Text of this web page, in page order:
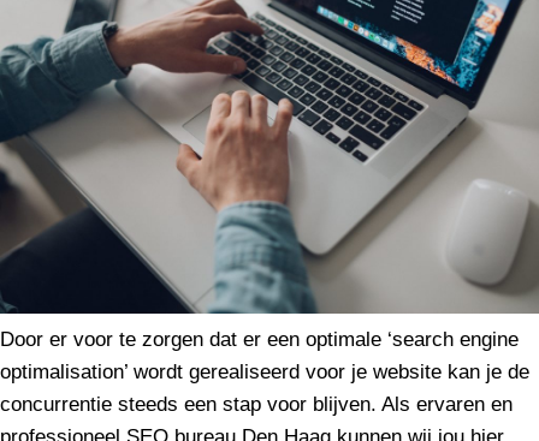
Door er voor te zorgen dat er een optimale ‘search engine
optimalisation’ wordt gerealiseerd voor je website kan je de
concurrentie steeds een stap voor blijven. Als ervaren en